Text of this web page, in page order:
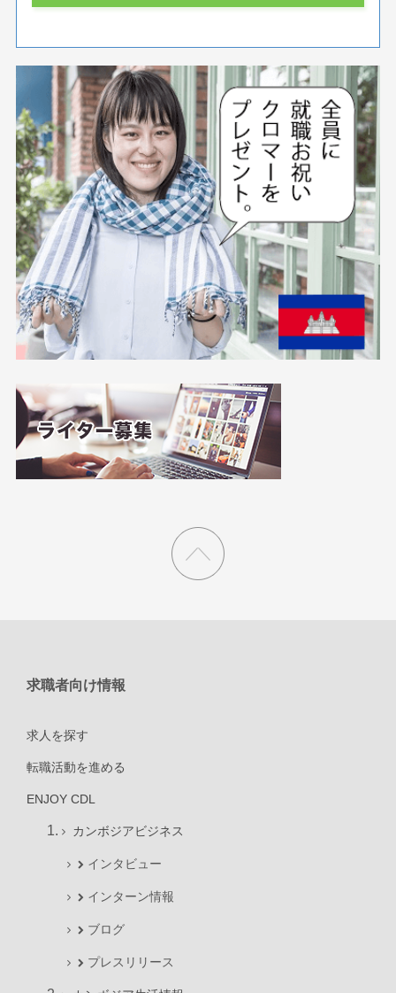
求職者向け情報
求人を探す
転職活動を進める
ENJOY CDL
カンボジアビジネス
インタビュー
インターン情報
ブログ
プレスリリース